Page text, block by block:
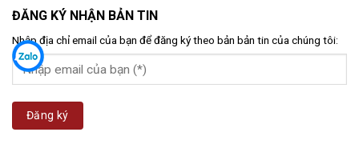
ĐĂNG KÝ NHẬN BẢN TIN
Nhập địa chỉ email của bạn để đăng ký theo bản bản tin của chúng tôi: